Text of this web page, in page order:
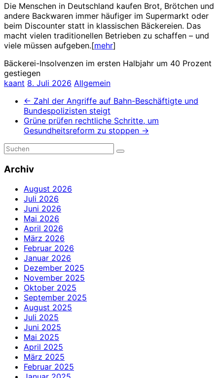
Die Menschen in Deutschland kaufen Brot, Brötchen und
andere Backwaren immer häufiger im Supermarkt oder
beim Discounter statt in klassischen Bäckereien. Das
macht vielen traditionellen Betrieben zu schaffen – und
viele müssen aufgeben.[mehr]
Bäckerei-Insolvenzen im ersten Halbjahr um 40 Prozent
gestiegen
kaant 8. Juli 2026 Allgemein
← Zahl der Angriffe auf Bahn-Beschäftigte und
Bundespolizisten steigt
Grüne prüfen rechtliche Schritte, um
Gesundheitsreform zu stoppen →
Archiv
August 2026
Juli 2026
Juni 2026
Mai 2026
April 2026
März 2026
Februar 2026
Januar 2026
Dezember 2025
November 2025
Oktober 2025
September 2025
August 2025
Juli 2025
Juni 2025
Mai 2025
April 2025
März 2025
Februar 2025